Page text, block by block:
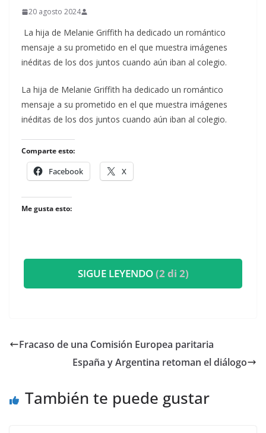
20 agosto 2024
La hija de Melanie Griffith ha dedicado un romántico
mensaje a su prometido en el que muestra imágenes
inéditas de los dos juntos cuando aún iban al colegio.
​La hija de Melanie Griffith ha dedicado un romántico
mensaje a su prometido en el que muestra imágenes
inéditas de los dos juntos cuando aún iban al colegio.
Comparte esto:
Facebook X
Me gusta esto:
SIGUE LEYENDO(2 di 2)
Fracaso de una Comisión Europea paritaria
España y Argentina retoman el diálogo
También te puede gustar